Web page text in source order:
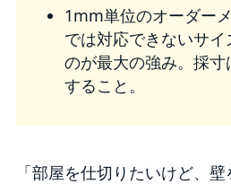
1mm単位のオーダー
では対応できないサ
のが最大の強み。採
すること。
「部屋を仕切りたいけど、